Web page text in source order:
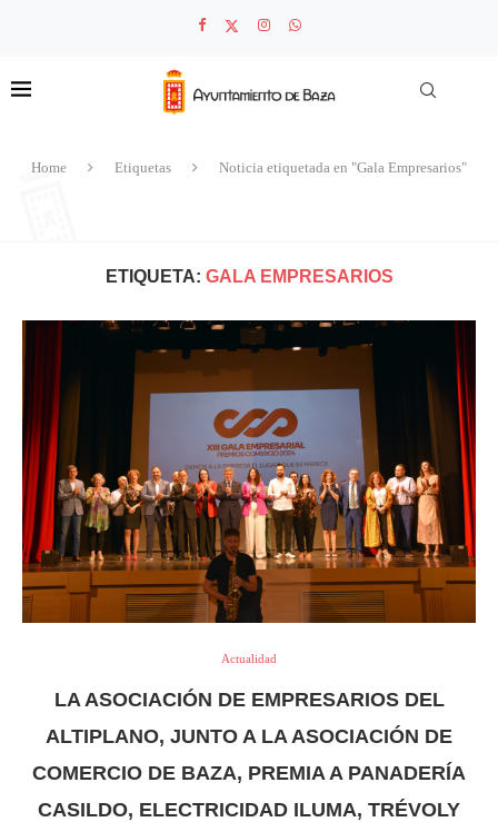
Home Etiquetas Noticia etiquetada en "Gala Empresarios"
ETIQUETA: GALA EMPRESARIOS
Actualidad
LA ASOCIACIÓN DE EMPRESARIOS DEL
ALTIPLANO, JUNTO A LA ASOCIACIÓN DE
COMERCIO DE BAZA, PREMIA A PANADERÍA
CASILDO, ELECTRICIDAD ILUMA, TRÉVOLY